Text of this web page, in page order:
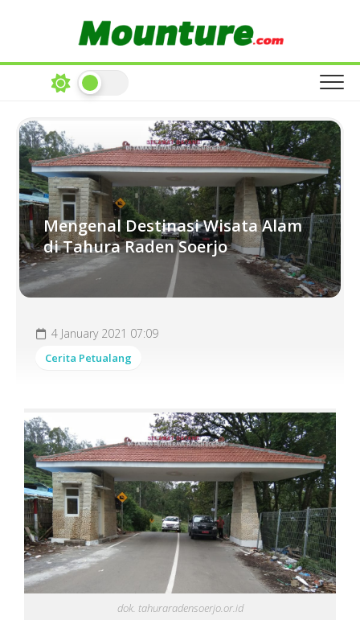
Mengenal Destinasi Wisata Alam
di Tahura Raden Soerjo
4 January 2021 07:09
Cerita Petualang
dok. tahuraradensoerjo.or.id